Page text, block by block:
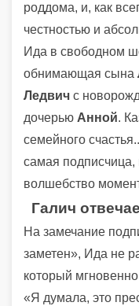
роддома, и, как
честностью и
Ида в свободном
обнимающая сына
Ледвич с
дочерью Анной.
семейного
самая
волшебство
Галич
На замечание
заметен», Ида не
который
«Я думала, это